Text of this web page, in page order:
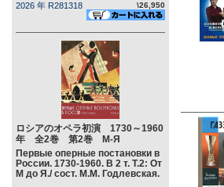
2026 年 R281318
\26,950
ロシアのオペラ初演 1730～1960
年 全2巻 第2巻 М-Я
Первые оперные постановки в
России. 1730-1960. В 2 т. Т.2: От
М до Я./ сост. М.М. Годлевская.